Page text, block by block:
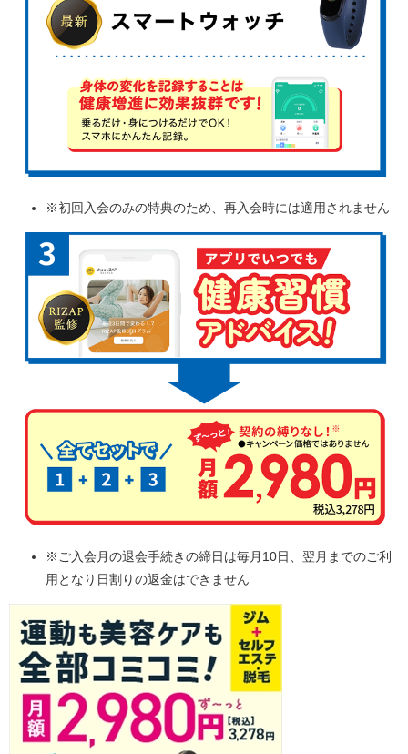
※初回入会のみの特典のため、再入会時には適用されません
※ご入会月の退会手続きの締日は毎月10日、翌月までのご利
用となり日割りの返金はできません